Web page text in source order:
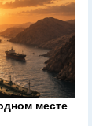
месте